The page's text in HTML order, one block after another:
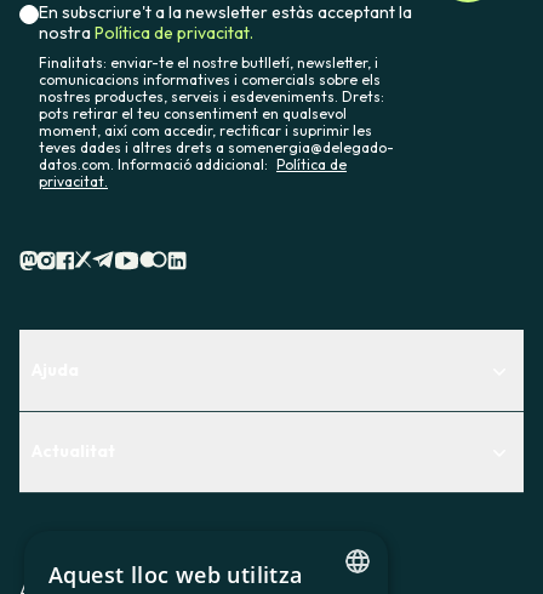
En subscriure't a la newsletter estàs acceptant la
nostraPolítica de privacitat.
Finalitats: enviar-te el nostre butlletí, newsletter, i
comunicacions informatives i comercials sobre els
nostres productes, serveis i esdeveniments. Drets:
pots retirar el teu consentiment en qualsevol
moment, així com accedir, rectificar i suprimir les
teves dades i altres drets a somenergia@delegado-
datos.com. Informació addicional: Política de
privacitat.
Premsa
Aquest lloc web utilitza